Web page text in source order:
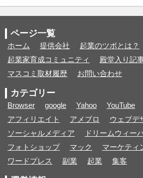
ページ一覧
ホーム 提供会社
起業のツボとは？
起業家育成コミュニティ
殿堂入り記
マスコミ取材履歴
お問い合わせ
カテゴリー
Browser google Yahoo YouTube
アフィリエイト
アメブロ
ウェブデ
ソーシャルメディア
ドリームウィー
フォトショップ
マック マーケティ
ワードプレス
副業 起業 集客